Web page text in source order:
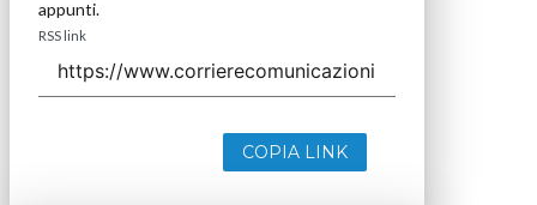
appunti.
RSS link
COPIA LINK